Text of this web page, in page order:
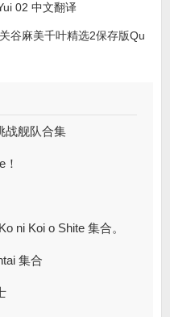
02 中文翻译
谷麻美千叶精选2保存版Qu
战舰队合集
ni Koi o Shite 集合。
集合